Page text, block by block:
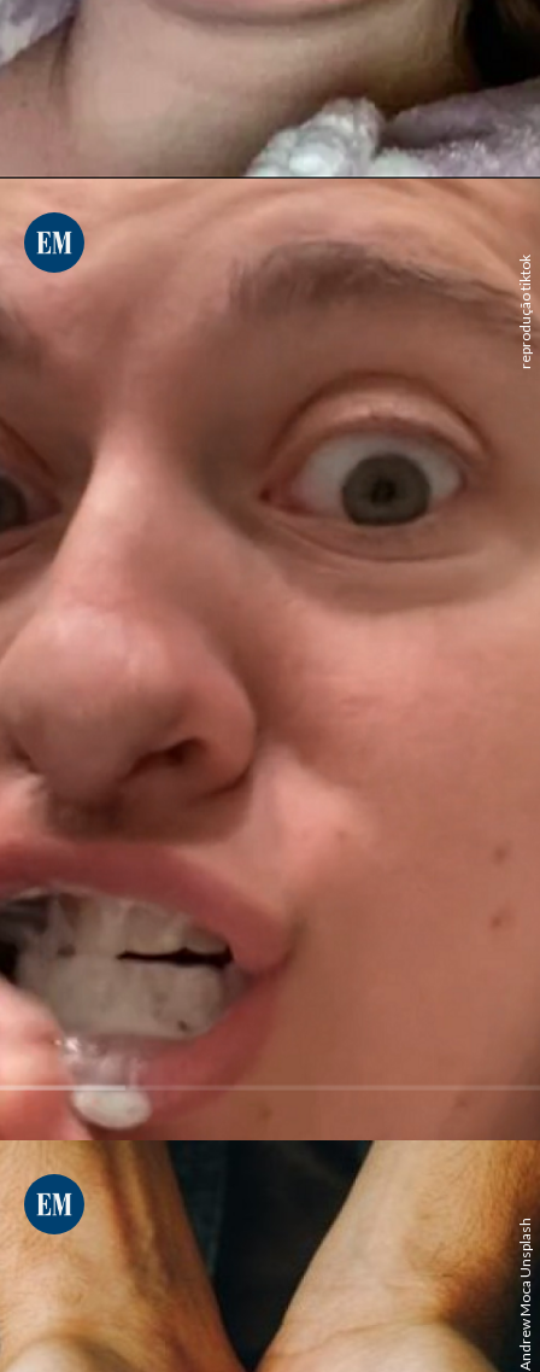
reprodução tiktok
Andrew Moca Unsplash